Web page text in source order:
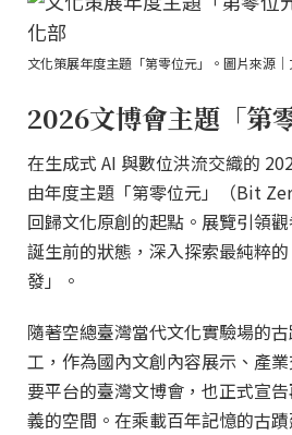
文化策展年度主題「第零位元」。圖片來源｜
2026文博會主題「第
在生成式 AI 與數位洪流交織的
由年度主題「第零位元」（Bit
回歸文化原創的起點。展覽引領
誕生前的狀態，深入探索最純粹
發」。
隨著空總臺灣當代文化實驗場的
工，作為國內文創內容展示、產
要平台的臺灣文博會，也正式宣
義的空間。在乘載百年記憶的古